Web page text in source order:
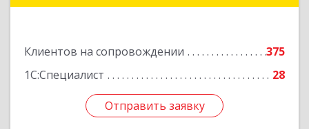
Клиентов на сопровождении
375
1С:Специалист
28
Отправить заявку
Отправить заявку